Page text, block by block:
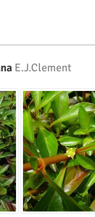
E.J.Clement